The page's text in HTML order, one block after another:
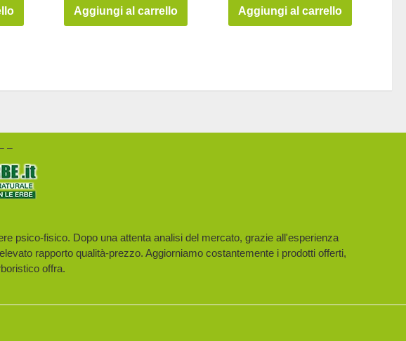
originale
era:
attuale
è:
Aggiungi al carrello
originale
era:
attuale
è:
Aggiungi al carrello
–
psico-fisico. Dopo una attenta analisi del mercato, grazie all'esperienza
rapporto qualità-prezzo. Aggiorniamo costantemente i prodotti offerti,
offra.